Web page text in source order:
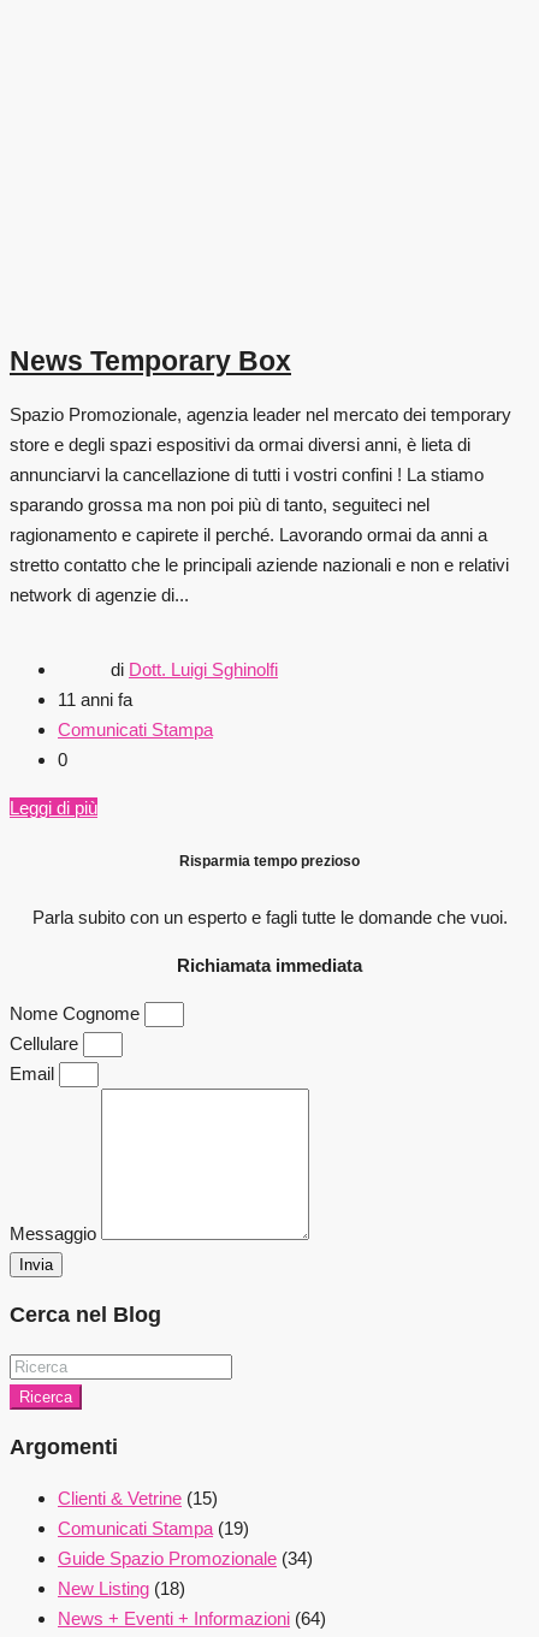
News Temporary Box
Spazio Promozionale, agenzia leader nel mercato dei temporary
store e degli spazi espositivi da ormai diversi anni, è lieta di
annunciarvi la cancellazione di tutti i vostri confini ! La stiamo
sparando grossa ma non poi più di tanto, seguiteci nel
ragionamento e capirete il perché. Lavorando ormai da anni a
stretto contatto che le principali aziende nazionali e non e relativi
network di agenzie di...
di Dott. Luigi Sghinolfi
11 anni fa
Comunicati Stampa
0
Leggi di più
Risparmia tempo prezioso
Parla subito con un esperto e faglitutte le domande che vuoi.
Richiamata immediata
Nome Cognome
Cellulare
Email
Messaggio
Invia
Cerca nel Blog
Ricerca
Argomenti
Clienti & Vetrine (15)
Comunicati Stampa(19)
Guide Spazio Promozionale (34)
New Listing (18)
News + Eventi + Informazioni (64)